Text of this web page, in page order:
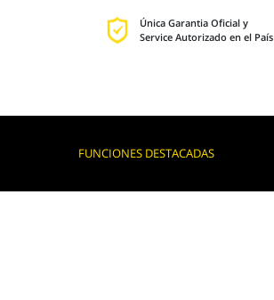
Única Garantia Oficial y
Service Autorizado en el País
FUNCIONES DESTACADAS